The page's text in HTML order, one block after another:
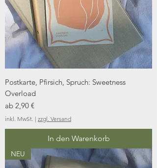
Postkarte, Pfirsich, Spruch: Sweetness
Overload
ab 2,90 €
Sale-Preis
inkl. MwSt. | zzgl. Versand
In den Warenkorb
NEU